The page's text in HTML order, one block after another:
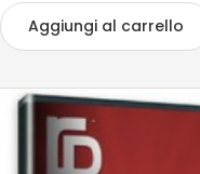
Aggiungi al carrello